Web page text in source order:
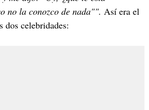
no la conozco de nada"". Así era el
dos celebridades: